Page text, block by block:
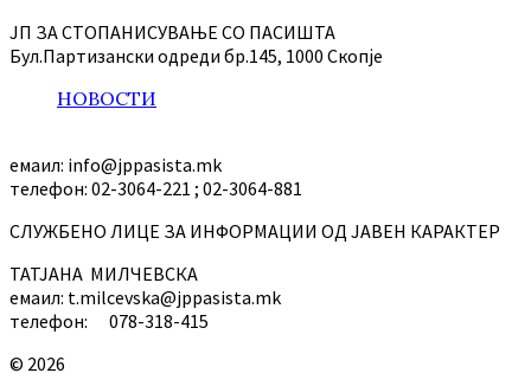
ЈП ЗА СТОПАНИСУВАЊЕ СО ПАСИШТА
Бул.Партизански oдреди бр.145, 1000 Скопје
НОВОСТИ
емаил: info@jppasista.mk
телефон: 02-3064-221 ; 02-3064-881
СЛУЖБЕНО ЛИЦЕ ЗА ИНФОРМАЦИИ ОД ЈАВЕН КАРАКТЕР
ТАТЈАНА МИЛЧЕВСКА
емаил: t.milcevska@jppasista.mk
телефон: 078-318-415
© 2026